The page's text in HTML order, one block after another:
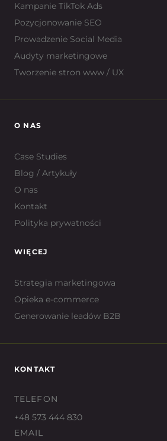
Kampanie TikTok Ads
Pozycjonowanie SEO
Prowadzenie Social Media
Audyty marketingowe
Tworzenie stron www / UX
O NAS
Case Studies
Blog / Artykuły
O nas
Kontakt
Polityka prywatności
WIĘCEJ
Strategia marketingowa
Opieka e-commerce
Generowanie leadów B2B
KONTAKT
TELEFON
+48 573 444 830
EMAIL